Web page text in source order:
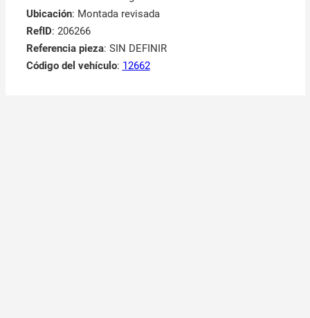
Ubicación: Montada revisada
RefID: 206266
Referencia pieza: SIN DEFINIR
Código del vehículo: 12662